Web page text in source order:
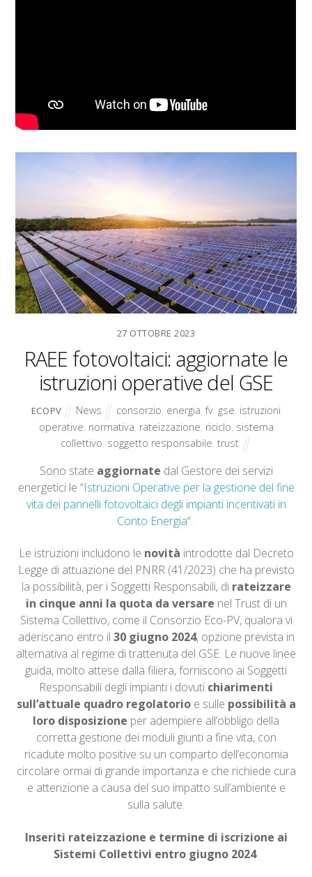
27 OTTOBRE 2023
RAEE fotovoltaici: aggiornate le
istruzioni operative del GSE
ECOPV News consorzio, energia,fv, gse, istruzioni
operative, normativa, rateizzazione, riciclo, sistema
collettivo, soggetto responsabile,trust
Sono state aggiornate dal Gestore dei servizi
energetici le “Istruzioni Operative per la gestione del fine
vita dei pannelli fotovoltaici degli impianti incentivati in
Conto Energia“.
Le istruzioni includono le novità introdotte dal Decreto
Legge di attuazione del PNRR (41/2023) che ha previsto
la possibilità, per i Soggetti Responsabili, dirateizzare
in cinque anni la quota da versare nel Trust di un
Sistema Collettivo, come il Consorzio Eco-PV, qualora vi
aderiscano entro il 30 giugno 2024, opzione prevista in
alternativa al regime di trattenuta del GSE. Le nuove linee
guida, molto attese dalla filiera, forniscono ai Soggetti
Responsabili degli impianti i dovuti chiarimenti
sull’attuale quadro regolatorio e sulle possibilità a
loro disposizione per adempiere all’obbligo della
corretta gestione dei moduli giunti a fine vita, con
ricadute molto positive su un comparto dell’economia
circolare ormai di grande importanza e che richiede cura
e attenzione a causa del suo impatto sull’ambiente e
sulla salute.
Inseriti rateizzazione e termine di iscrizione ai
Sistemi Collettivi entro giugno 2024